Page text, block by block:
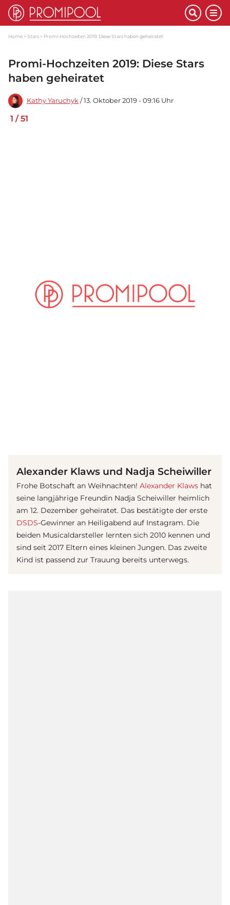
Home Stars Promi-Hochzeiten 2019: Diese Stars haben geheiratet
Promi-Hochzeiten 2019: Diese Stars
haben geheiratet
Kathy Yaruchyk / 13. Oktober 2019 - 09:16 Uhr
1 /51
Alexander Klaws und Nadja Scheiwiller
Frohe Botschaft an Weihnachten! Alexander Klaws hat
seine langjährige Freundin Nadja Scheiwiller heimlich
am 12. Dezember geheiratet. Das bestätigte der erste
DSDS-Gewinner an Heiligabend auf Instagram. Die
beiden Musicaldarsteller lernten sich 2010 kennen und
sind seit 2017 Eltern eines kleinen Jungen. Das zweite
Kind ist passend zur Trauung bereits unterwegs.